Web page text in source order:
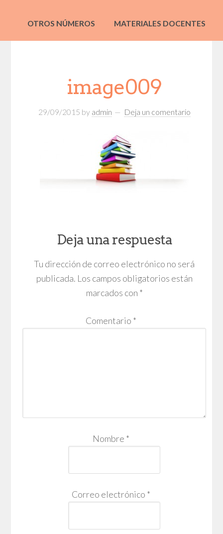
OTROS NÚMEROS MATERIALES DOCENTES
image009
29/09/2015 by admin Deja un comentario
Deja una respuesta
Tu dirección de correo electrónico no será
publicada. Los campos obligatorios están
marcados con *
Comentario *
Nombre *
Correo electrónico *